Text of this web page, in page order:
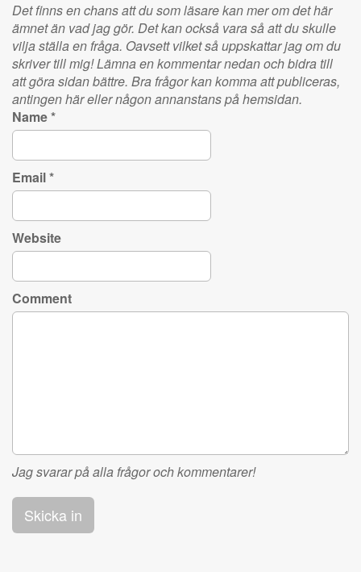
Det finns en chans att du som läsare kan mer om det här
ämnet än vad jag gör. Det kan också vara så att du skulle
vilja ställa en fråga. Oavsett vilket så uppskattar jag om du
skriver till mig! Lämna en kommentar nedan och bidra till
att göra sidan bättre. Bra frågor kan komma att publiceras,
antingen här eller någon annanstans på hemsidan.
Name*
Email*
Website
Comment
Jag svarar på alla frågor och kommentarer!